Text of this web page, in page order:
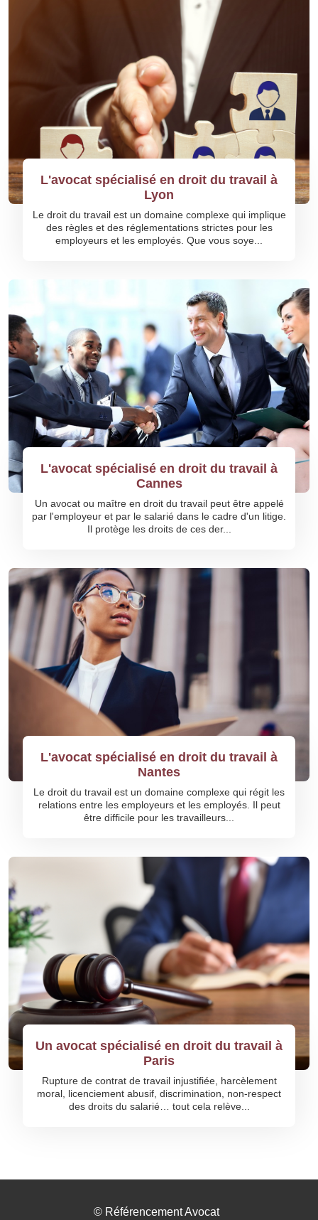
L'avocat spécialisé en droit du travail à
Lyon
Le droit du travail est un domaine complexe qui implique
des règles et des réglementations strictes pour les
employeurs et les employés. Que vous soye...
L'avocat spécialisé en droit du travail à
Cannes
Un avocat ou maître en droit du travail peut être appelé
par l'employeur et par le salarié dans le cadre d'un litige.
Il protège les droits de ces der...
L'avocat spécialisé en droit du travail à
Nantes
Le droit du travail est un domaine complexe qui régit les
relations entre les employeurs et les employés. Il peut
être difficile pour les travailleurs...
Un avocat spécialisé en droit du travail à
Paris
Rupture de contrat de travail injustifiée, harcèlement
moral, licenciement abusif, discrimination, non-respect
des droits du salarié… tout cela relève...
© Référencement Avocat